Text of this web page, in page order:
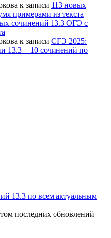
к записи 113 новых
примерами из текста
сочинений 13.3 ОГЭ с
к записи ОГЭ 2025:
13.3 + 10 сочинений по
13.3 по всем актуальным
последних обновлений